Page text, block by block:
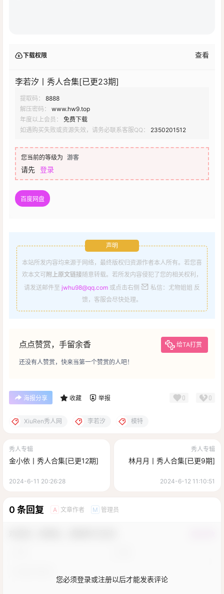
下载权限 查看
李若汐丨秀人合集[已更23期]
提取码：
8888
解压密码：
www.hw9.top
年度以上会员：
免费下载
如遇购买失败或资源失效，请务必联系客服QQ：
2350201512
您当前的等级为 游客
请先 登录
百度网盘
声明
本站所发内容均来源于网络，最终版权归资源作者本人所有。若您喜
欢本文可 附上原文链接随意转载。若所发内容侵犯了您的相关权利，
请发送邮件至 jwhu98@qq.com 或点击右侧
私信：尤物姐姐 反
馈，客服会尽快处理。
点点赞赏，手留余香 给TA打赏
还没有人赞赏，快来当第一个赞赏的人吧！
海报分享 收藏 举报 0 0
XiuRen秀人网 李若汐 模特
秀人专辑
金小依丨秀人合集[已更12期]
2024-6-11 20:26:28
秀人专辑
林月月丨秀人合集[已更9期]
2024-6-12 11:10:51
0 条回复 A 文章作者 M 管理员
您必须登录或注册以后才能发表评论